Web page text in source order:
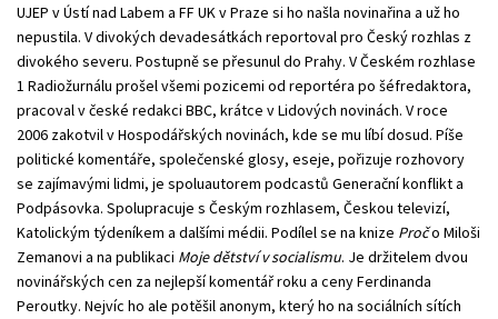
UJEP v Ústí nad Labem a FF UK v Praze si ho našla novinařina a už ho
nepustila. V divokých devadesátkách reportoval pro Český rozhlas z
divokého severu. Postupně se přesunul do Prahy. V Českém rozhlase
1 Radiožurnálu prošel všemi pozicemi od reportéra po šéfredaktora,
pracoval v české redakci BBC, krátce v Lidových novinách. V roce
2006 zakotvil v Hospodářských novinách, kde se mu líbí dosud. Píše
politické komentáře, společenské glosy, eseje, pořizuje rozhovory
se zajímavými lidmi, je spoluautorem podcastů Generační konflikt a
Podpásovka. Spolupracuje s Českým rozhlasem, Českou televizí,
Katolickým týdeníkem a dalšími médii. Podílel se na knize Pročo Miloši
Zemanovi a na publikaci Moje dětství v socialismu. Je držitelem dvou
novinářských cen za nejlepší komentář roku a ceny Ferdinanda
Peroutky. Nejvíc ho ale potěšil anonym, který ho na sociálních sítích